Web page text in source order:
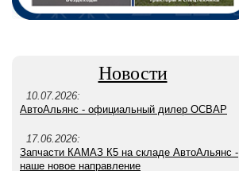
Новости
10.07.2026:
АвтоАльянс - официальный дилер ОСВАР
17.06.2026:
Запчасти КАМАЗ К5 на складе АвтоАльянс -
наше новое направление